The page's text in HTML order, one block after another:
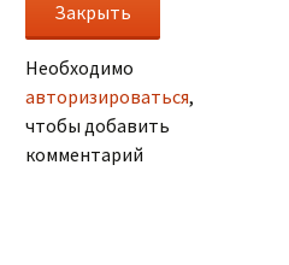
Необходимо
авторизироваться,
чтобы добавить
комментарий